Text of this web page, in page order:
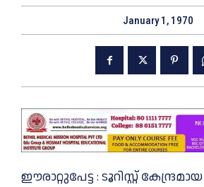
January 1, 1970
ഈരാറ്റുപേട്ട : ടൂറിസ്റ്റ്